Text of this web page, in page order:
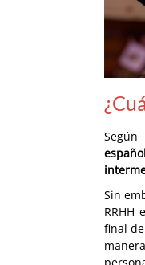
Según
Sin
RRHH
final de